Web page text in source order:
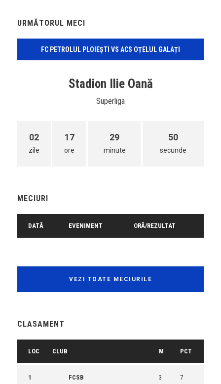
URMĂTORUL MECI
FC PETROLUL PLOIEȘTI VS ACS OȚELUL GALAȚI
Stadion Ilie Oană
Superliga
02
zile
17
ore
29
minute
50
secunde
MECIURI
DATĂ EVENIMENT ORĂ/REZULTAT
VEZI TOATE MECIURILE
CLASAMENT
LOC CLUB M PCT
1 FCSB 3 7